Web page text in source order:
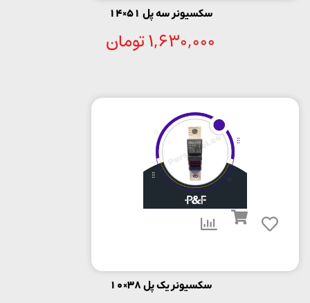
سکسیونر سه پل 51×14
1,630,000تومان
سکسیونر یک پل 38×10